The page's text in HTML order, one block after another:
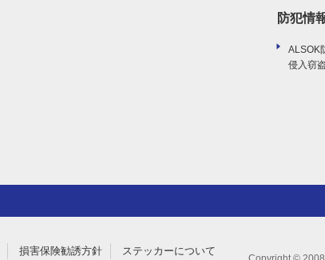
防犯情
ALSOK
侵入窃
損害保険勧誘方針 ステッカーについて